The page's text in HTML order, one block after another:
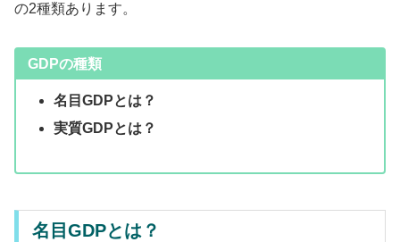
の2種類あります。
GDPの種類
名目GDPとは？
実質GDPとは？
名目GDPとは？